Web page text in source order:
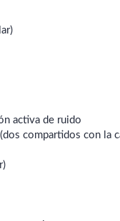
activa de ruido
compartidos con